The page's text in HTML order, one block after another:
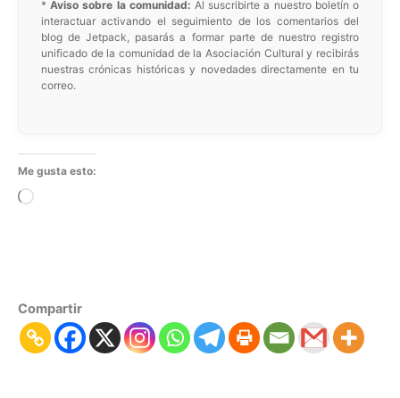
*Aviso sobre la comunidad: Al suscribirte a nuestro boletín o
interactuar activando el seguimiento de los comentarios del
blog de Jetpack, pasarás a formar parte de nuestro registro
unificado de la comunidad de la Asociación Cultural y recibirás
nuestras crónicas históricas y novedades directamente en tu
correo.
Me gusta esto:
Cargando...
Compartir